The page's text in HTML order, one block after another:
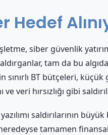
Hedef
siber güvenlik
tam da bu
sınırlı BT bütçeleri,
veri hırsızlığı gibi
saldırılarının
tamamen